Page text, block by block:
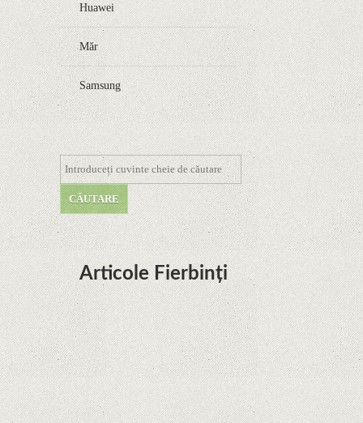
Huawei
Măr
Samsung
Articole Fierbinți
Dota Anime venind la Netflix în această lună de
la Legenda Korra Studio Mir
Curtea Supremă reglementează în favoarea
Google în Oracle Java Fight